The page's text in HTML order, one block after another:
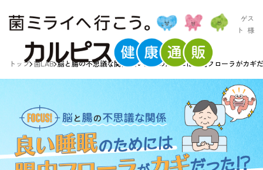
ゲス
ト 様
トップ 菌LAB 脳と腸の不思議な関係 良い睡眠のためには腸内フローラがカギ